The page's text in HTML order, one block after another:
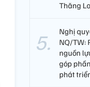
Thăng
Nghị
NQ/TW:
nguồn
góp
phát